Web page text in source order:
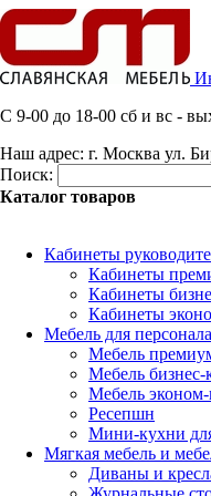
C 9-00 до 18-00 сб и вс -
Наш адрес: г. Москва ул.
Поиск:
Каталог товаров
Кабинеты
Кабинеты
Кабинеты
Кабинеты
Мебель для персонала
Мебель
Мебель бизнес-
Мебель эконом-
Ресепшн
Мини-кухни
Мягкая мебель и
Диваны и